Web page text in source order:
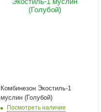
Комбинезон Экостиль-1
муслин (Голубой)
Посмотреть наличие